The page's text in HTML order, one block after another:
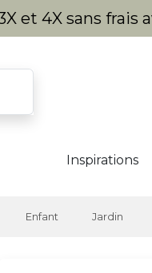
et 4X sans frais
Inspirations
Enfant Jardin